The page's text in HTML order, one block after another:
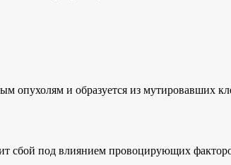
опухолям и образуется из мутировавших
сбой под влиянием провоцирующих